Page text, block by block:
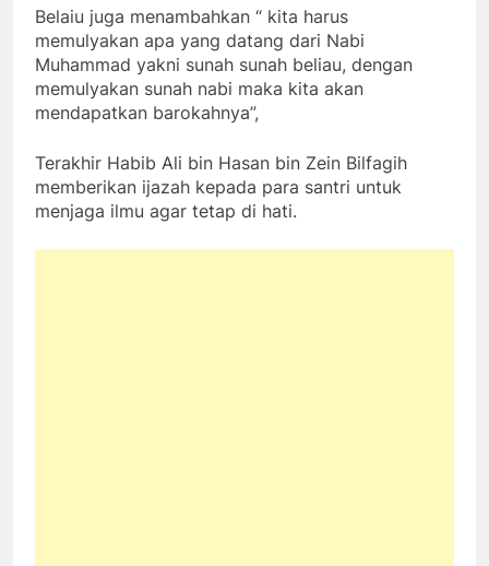
Belaiu juga menambahkan “ kita harus
memulyakan apa yang datang dari Nabi
Muhammad yakni sunah sunah beliau, dengan
memulyakan sunah nabi maka kita akan
mendapatkan barokahnya”,
Terakhir Habib Ali bin Hasan bin Zein Bilfagih
memberikan ijazah kepada para santri untuk
menjaga ilmu agar tetap di hati.